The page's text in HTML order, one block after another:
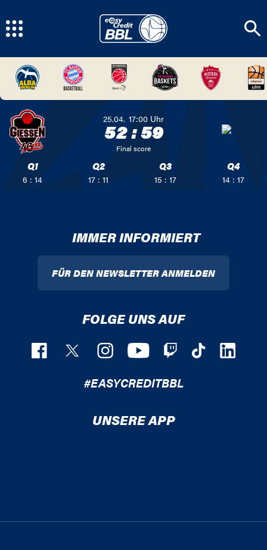
25.04. 17:00 Uhr
52:59
Final score
Q1
6 : 14
Q2
17 : 11
Q3
15 : 17
Q4
14 : 17
IMMER INFORMIERT
FÜR DEN NEWSLETTER ANMELDEN
FOLGE UNS AUF
#EASYCREDITBBL
UNSERE APP